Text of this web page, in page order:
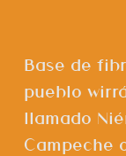
Base de
pueblo
llamado
Campeche